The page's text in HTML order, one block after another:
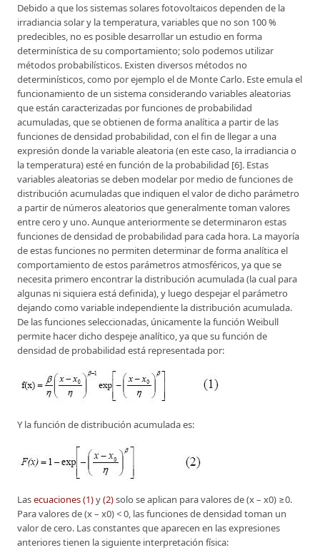
Debido a que los sistemas solares fotovoltaicos dependen de la
irradiancia solar y la temperatura, variables que no son 100 %
predecibles, no es posible desarrollar un estudio en forma
determinística de su comportamiento; solo podemos utilizar
métodos probabilísticos. Existen diversos métodos no
determinísticos, como por ejemplo el de Monte Carlo. Este emula el
funcionamiento de un sistema considerando variables aleatorias
que están caracterizadas por funciones de probabilidad
acumuladas, que se obtienen de forma analítica a partir de las
funciones de densidad probabilidad, con el fin de llegar a una
expresión donde la variable aleatoria (en este caso, la irradiancia o
la temperatura) esté en función de la probabilidad [6]. Estas
variables aleatorias se deben modelar por medio de funciones de
distribución acumuladas que indiquen el valor de dicho parámetro
a partir de números aleatorios que generalmente toman valores
entre cero y uno. Aunque anteriormente se determinaron estas
funciones de densidad de probabilidad para cada hora. La mayoría
de estas funciones no permiten determinar de forma analítica el
comportamiento de estos parámetros atmosféricos, ya que se
necesita primero encontrar la distribución acumulada (la cual para
algunas ni siquiera está definida), y luego despejar el parámetro
dejando como variable independiente la distribución acumulada.
De las funciones seleccionadas, únicamente la función Weibull
permite hacer dicho despeje analítico, ya que su función de
densidad de probabilidad está representada por:
Y la función de distribución acumulada es:
Lasecuaciones (1)y(2)solo se aplican para valores de (x – x0) ≥0.
Para valores de (x – x0) < 0, las funciones de densidad toman un
valor de cero. Las constantes que aparecen en las expresiones
anteriores tienen la siguiente interpretación física: